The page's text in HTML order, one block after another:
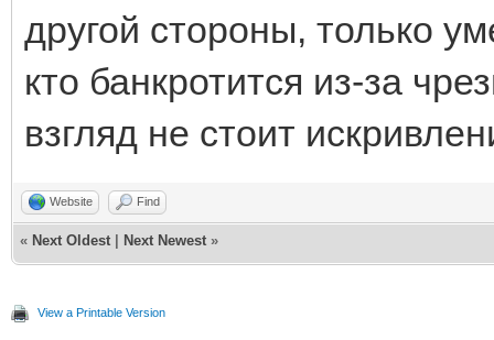
другой стороны, только
кто банкротится из-за
взгляд не стоит
Website Find
« Next Oldest Next Newest »
View a Printable Version